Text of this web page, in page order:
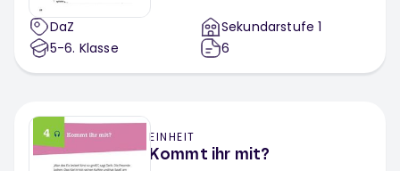
DaZ
5-6. Klasse
Sekundarstufe 1
6
EINHEIT
Kommt ihr mit?